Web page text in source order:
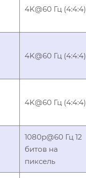
4K@60 Гц (4:4:4)
4K@60 Гц (4:4:4)
4K@60 Гц (4:4:4)
1080p@60 Гц 12
битов на
пиксель